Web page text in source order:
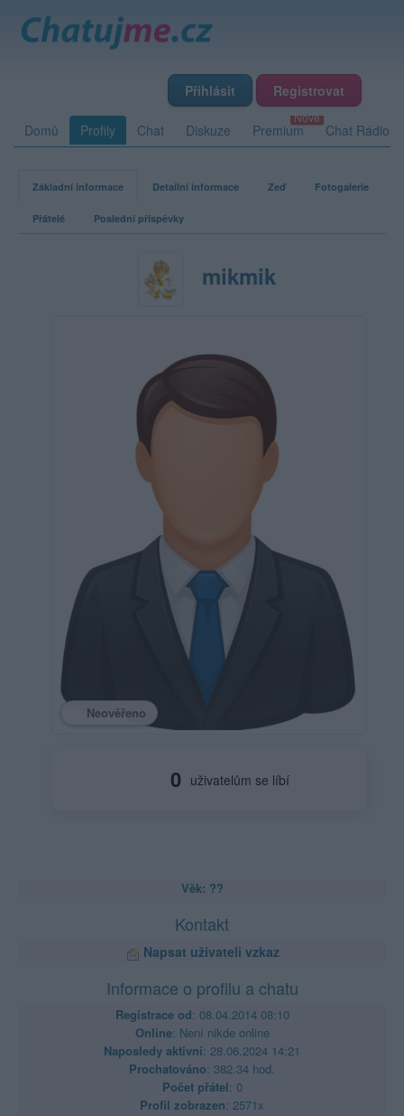
Přihlásit Registrovat
Domů Profily Chat Diskuze Premium Chat Rádio
Základní informace Detailní informace Zeď Fotogalerie
Přátelé Poslední příspěvky
mikmik
Neověřeno
0 uživatelům se líbí
Věk: ??
Kontakt
Napsat uživateli vzkaz
Informace o profilu a chatu
Registrace od: 08.04.2014 08:10
Online: Není nikde online
Naposledy aktivní: 28.06.2024 14:21
Prochatováno: 382.34 hod.
Počet přátel: 0
Profil zobrazen: 2571x